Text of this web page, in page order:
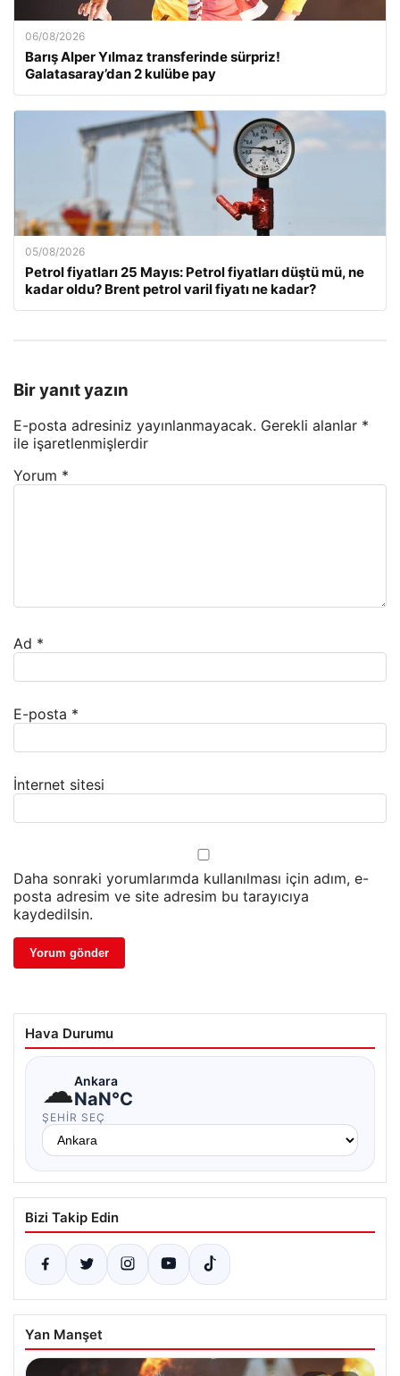
06/08/2026
Barış Alper Yılmaz transferinde sürpriz!
Galatasaray’dan 2 kulübe pay
05/08/2026
Petrol fiyatları 25 Mayıs: Petrol fiyatları düştü mü, ne
kadar oldu? Brent petrol varil fiyatı ne kadar?
Bir yanıt yazın
E-posta adresiniz yayınlanmayacak. Gerekli alanlar *
ile işaretlenmişlerdir
Yorum *
Ad *
E-posta *
İnternet sitesi
Daha sonraki yorumlarımda kullanılması için adım, e-
posta adresim ve site adresim bu tarayıcıya
kaydedilsin.
Hava Durumu
☁Ankara
NaN°C
ŞEHIR SEÇ
Bizi Takip Edin
Yan Manşet